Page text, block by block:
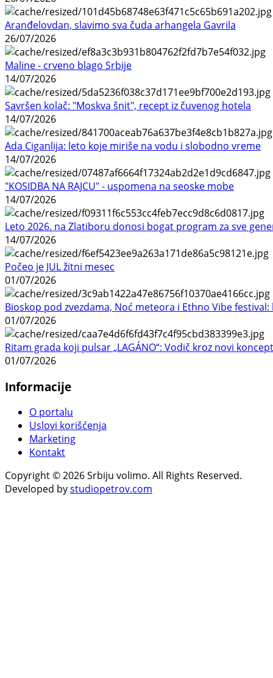
Aranđelovdan, slavimo sva čuda arhangela Gavrila
26/07/2026
Maline - crveno blago Srbije
14/07/2026
Savršen kolač: "Moskva šnit", recept iz čuvenog hotela
14/07/2026
Ada Ciganlija: leto koje miriše na vodu i slobodno vreme
14/07/2026
"KOSIDBA NA RAJCU" - uspomena na seoske mobe
14/07/2026
Leto 2026. na Zlatiboru donosi bogat program za sve
14/07/2026
Počeo je JUL žitni mesec
01/07/2026
Bioskop pod zvezdama, Noć meteora i Ethno Vibe
01/07/2026
Ritam grada koji pulsar „LAGÁNO“: Vodič kroz novi
01/07/2026
Informacije
O portalu
Uslovi korišćenja
Marketing
Kontakt
Copyright © 2026 Srbiju volimo. All Rights Reserved.
Developed bystudiopetrov.com